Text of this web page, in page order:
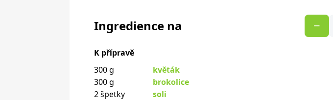
Ingredience na
K přípravě
300 g
květák
300 g
brokolice
2 špetky
soli